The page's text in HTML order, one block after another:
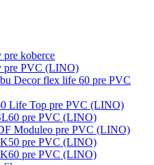
koberce
pre PVC (LINO)
Decor flex life 60 pre PVC
Life Top pre PVC (LINO)
pre PVC (LINO)
Moduleo pre PVC (LINO)
pre PVC (LINO)
pre PVC (LINO)